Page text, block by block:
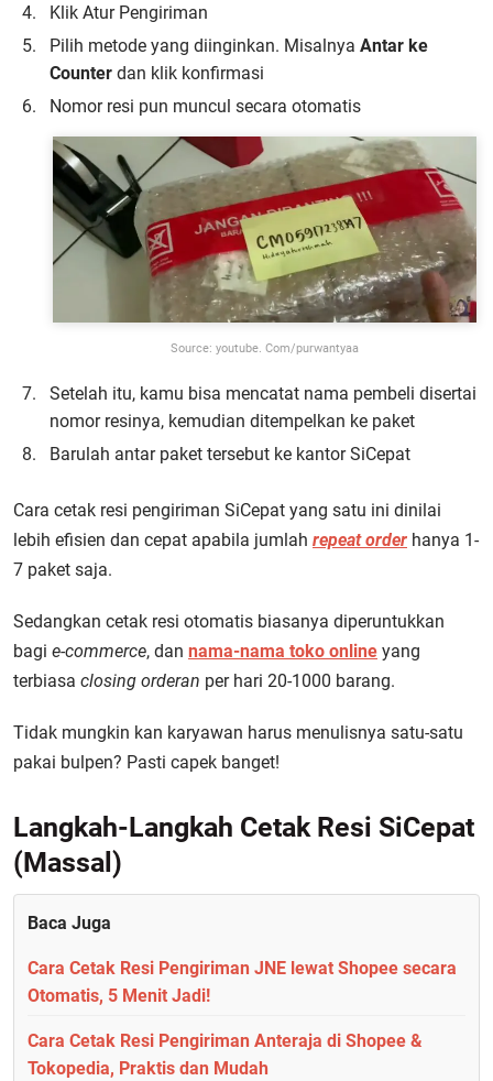
Klik Atur Pengiriman
Pilih metode yang diinginkan. Misalnya Antar ke
Counter dan klik konfirmasi
Nomor resi pun muncul secara otomatis
Source: youtube. Com/purwantyaa
Setelah itu, kamu bisa mencatat nama pembeli disertai
nomor resinya, kemudian ditempelkan ke paket
Barulah antar paket tersebut ke kantor SiCepat
Cara cetak resi pengiriman SiCepat yang satu ini dinilai
lebih efisien dan cepat apabila jumlah repeat order hanya 1-
7 paket saja.
Sedangkan cetak resi otomatis biasanya diperuntukkan
bagi e-commerce, dan nama-nama toko online yang
terbiasa closing orderan per hari 20-1000 barang.
Tidak mungkin kan karyawan harus menulisnya satu-satu
pakai bulpen? Pasti capek banget!
Langkah-Langkah Cetak Resi SiCepat
(Massal)
Baca Juga
Cara Cetak Resi Pengiriman JNE lewat Shopee secara
Otomatis, 5 Menit Jadi!
Cara Cetak Resi Pengiriman Anteraja di Shopee &
Tokopedia, Praktis dan Mudah